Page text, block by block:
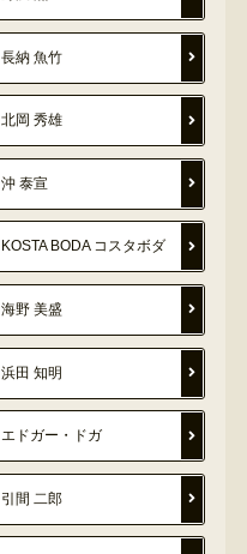
長納 魚竹
北岡 秀雄
沖 泰宣
KOSTA BODA コスタボダ
海野 美盛
浜田 知明
エドガー・ドガ
引間 二郎